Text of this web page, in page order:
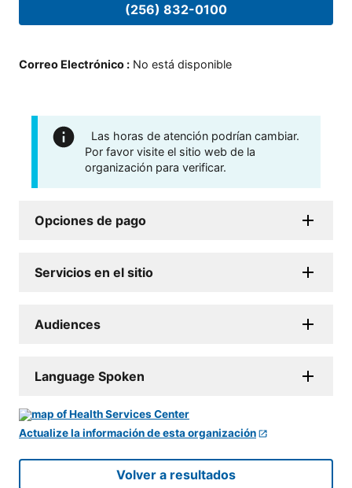
(256) 832-0100
Correo Electrónico : No está disponible
Las horas de atención podrían cambiar.
Por favor visite el sitio web de la
organización para verificar.
Opciones de pago
Servicios en el sitio
Audiences
Language Spoken
Actualize la información de esta organización
Volver a resultados